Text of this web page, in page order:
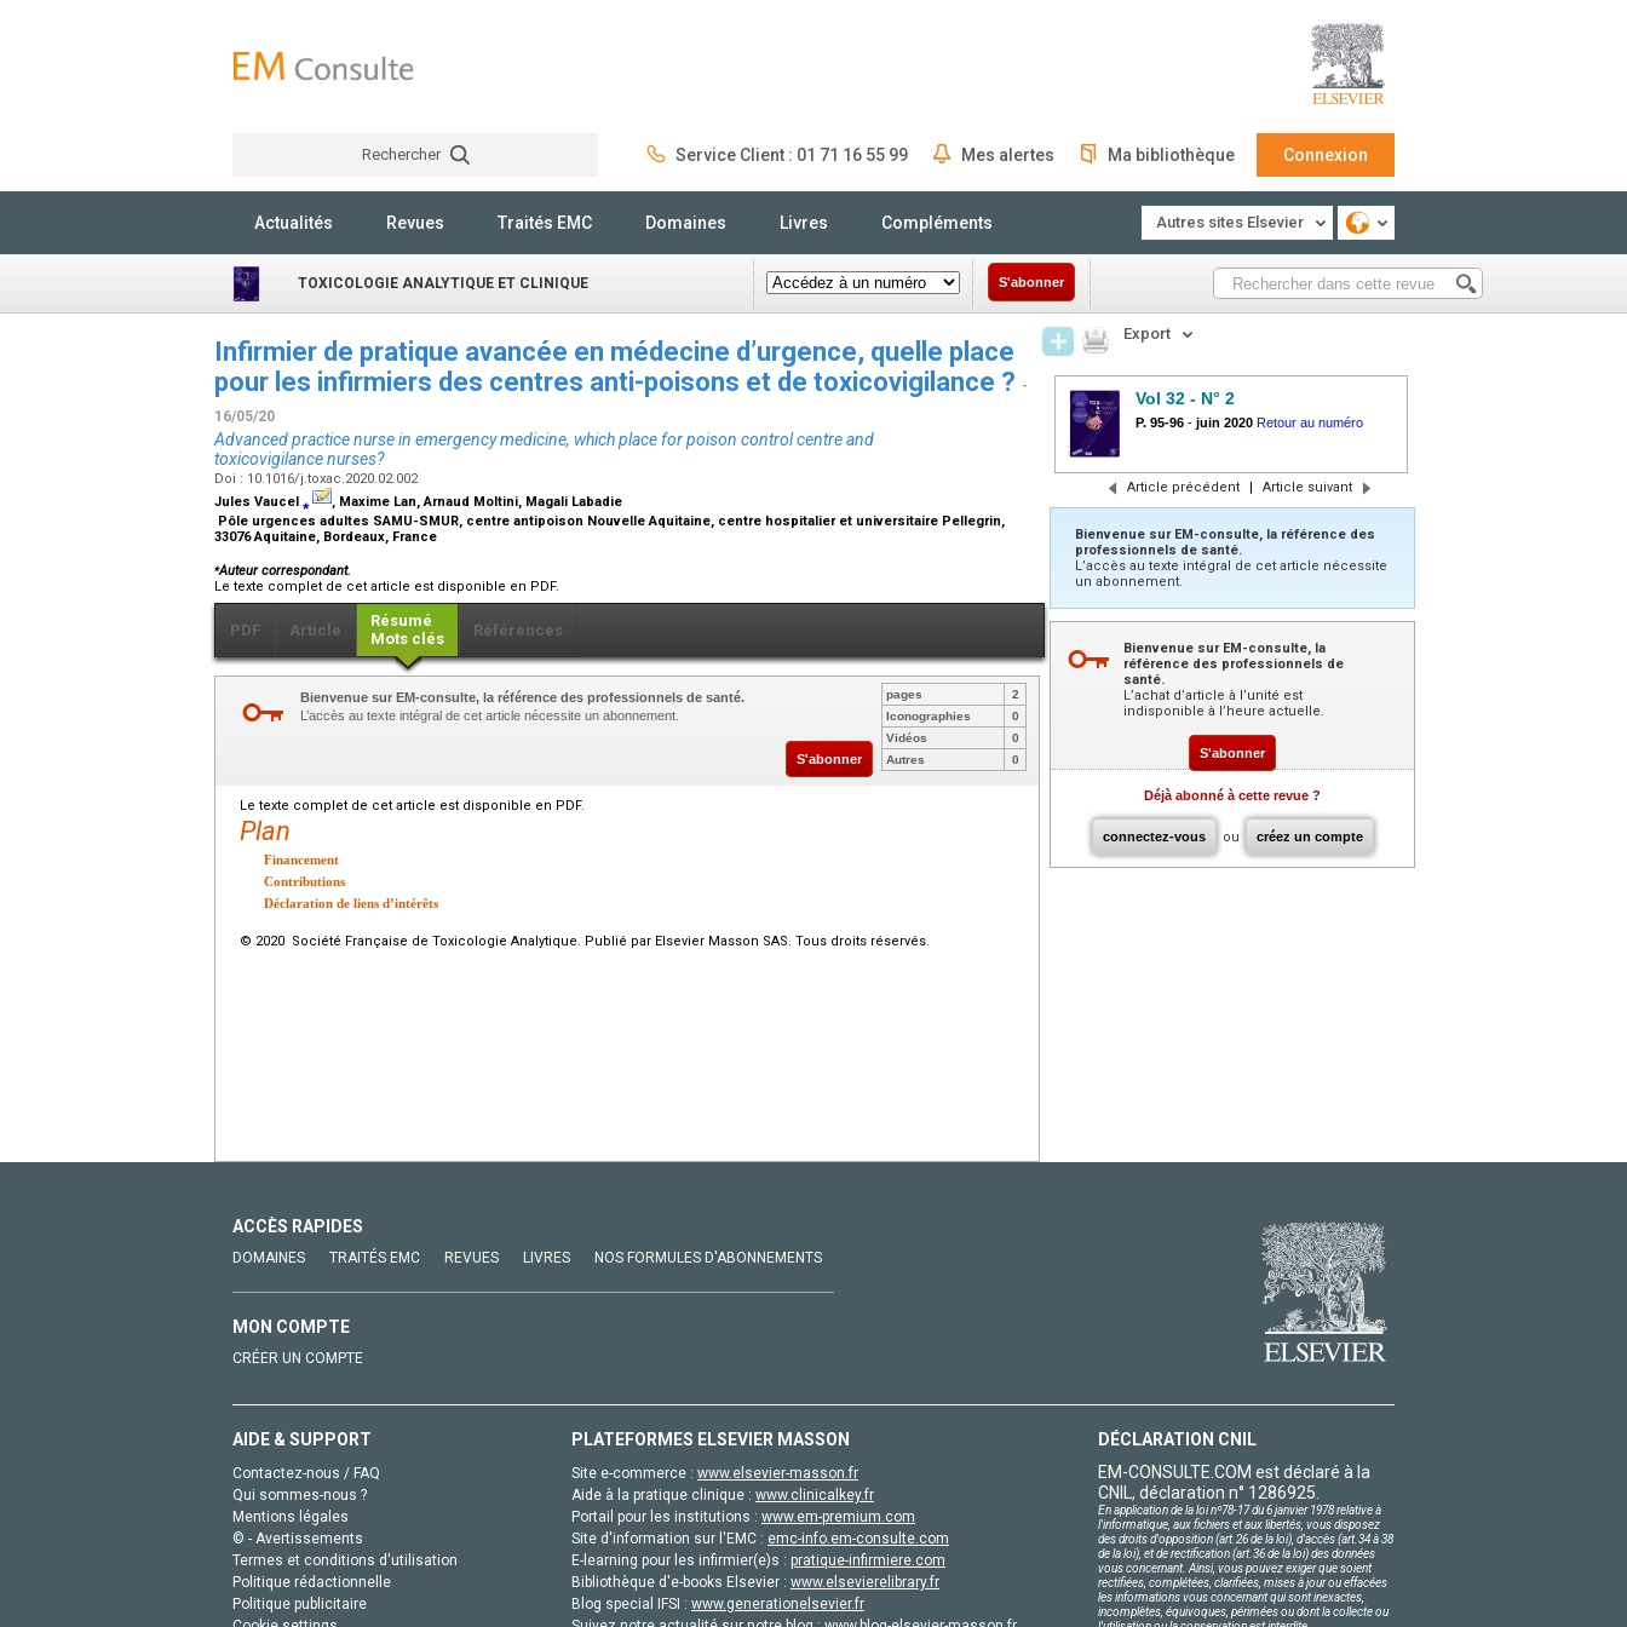
Rechercher Service Client : 01 71 16 55 99 Mes alertes Ma bibliothèque Connexion
Actualités Revues Traités EMC Domaines Livres Compléments Autres sites Elsevier
TOXICOLOGIE ANALYTIQUE ET CLINIQUE S'abonner
Infirmier de pratique avancée en médecine d’urgence, quelle place
pour les infirmiers des centres anti-poisons et de toxicovigilance ? -
16/05/20
Advanced practice nurse in emergency medicine, which place for poison control centre and
toxicovigilance nurses?
Doi : 10.1016/j.toxac.2020.02.002
Jules Vaucel ⁎
, Maxime Lan, Arnaud Moltini, Magali Labadie
Pôle urgences adultes SAMU-SMUR, centre antipoison Nouvelle Aquitaine, centre hospitalier et universitaire Pellegrin,
33076 Aquitaine, Bordeaux, France
⁎Auteur correspondant.
Le texte complet de cet article est disponible en PDF.
PDF Article
Résumé
Mots clés
Références
Bienvenue sur EM-consulte, la référence des professionnels de santé.
L’accès au texte intégral de cet article nécessite un abonnement.
S'abonner
pages
2
Iconographies
0
Vidéos
0
Autres
0
Le texte complet de cet article est disponible en PDF.
Plan
Financement
Contributions
Déclaration de liens d’intérêts
© 2020 Société Française de Toxicologie Analytique. Publié par Elsevier Masson SAS. Tous droits réservés.
Export
Vol 32 - N° 2
P. 95-96 - juin 2020 Retour au numéro
Article précédent | Article suivant
Bienvenue sur EM-consulte, la référence des
professionnels de santé.
L’accès au texte intégral de cet article nécessite
un abonnement.
Bienvenue sur EM-consulte, la
référence des professionnels de
santé.
L’achat d’article à l’unité est
indisponible à l’heure actuelle.
S'abonner
Déjà abonné à cette revue ?
connectez-vous ou créez un compte
ACCÈS RAPIDES
DOMAINES TRAITÉS EMC REVUES LIVRES NOS FORMULES D'ABONNEMENTS
MON COMPTE
CRÉER UN COMPTE
AIDE & SUPPORT
Contactez-nous / FAQ
Qui sommes-nous ?
Mentions légales
© - Avertissements
Termes et conditions d'utilisation
Politique rédactionnelle
Politique publicitaire
PLATEFORMES ELSEVIER MASSON
Site e-commerce : www.elsevier-masson.fr
Aide à la pratique clinique : www.clinicalkey.fr
Portail pour les institutions : www.em-premium.com
Site d'information sur l'EMC : emc-info.em-consulte.com
E-learning pour les infirmier(e)s : pratique-infirmiere.com
Bibliothèque d'e-books Elsevier : www.elsevierelibrary.fr
Blog special IFSI : www.generationelsevier.fr
DÉCLARATION CNIL
EM-CONSULTE.COM est déclaré à la
CNIL, déclaration n° 1286925.
En application de la loi nº78-17 du 6 janvier 1978 relative à
l'informatique, aux fichiers et aux libertés, vous disposez
des droits d'opposition (art.26 de la loi), d'accès (art.34 à 38
de la loi), et de rectification (art.36 de la loi) des données
vous concernant. Ainsi, vous pouvez exiger que soient
rectifiées, complétées, clarifiées, mises à jour ou effacées
les informations vous concernant qui sont inexactes,
incomplètes, équivoques, périmées ou dont la collecte ou